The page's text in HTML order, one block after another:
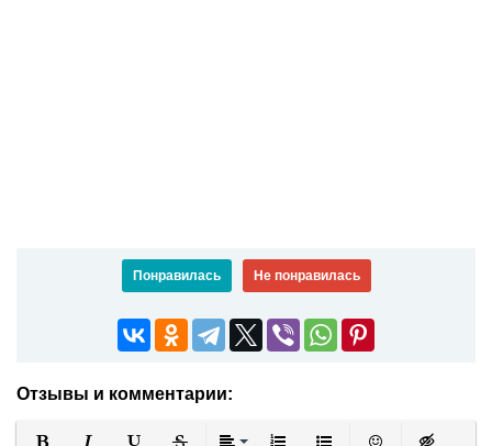
Понравилась Не понравилась
Отзывы и комментарии: